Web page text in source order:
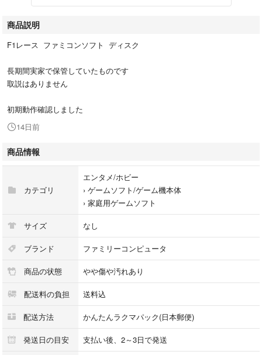
商品説明
F1レース ファミコンソフト ディスク
長期間実家で保管していたものです
取説はありません
初期動作確認しました
14日前
商品情報
カテゴリ
エンタメ/ホビー
› ゲームソフト/ゲーム機本体
› 家庭用ゲームソフト
サイズ なし
ブランド ファミリーコンピュータ
商品の状態 やや傷や汚れあり
配送料の負担 送料込
配送方法 かんたんラクマパック(日本郵便)
発送日の目安 支払い後、2～3日で発送